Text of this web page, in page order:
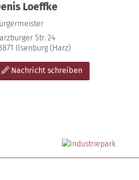
Loeffke
Str. 24
Ilsenburg (Harz)
Nachricht schreiben